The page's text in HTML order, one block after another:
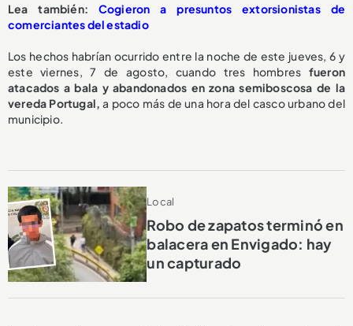
Lea también: Cogieron a presuntos extorsionistas de
comerciantes del estadio
Los hechos habrían ocurrido entre la noche de este jueves, 6 y
este viernes, 7 de agosto, cuando tres hombres fueron
atacados a bala y abandonados en zona semiboscosa de la
vereda Portugal, a poco más de una hora del casco urbano del
municipio.
Local
Robo de zapatos terminó en
balacera en Envigado: hay
un capturado